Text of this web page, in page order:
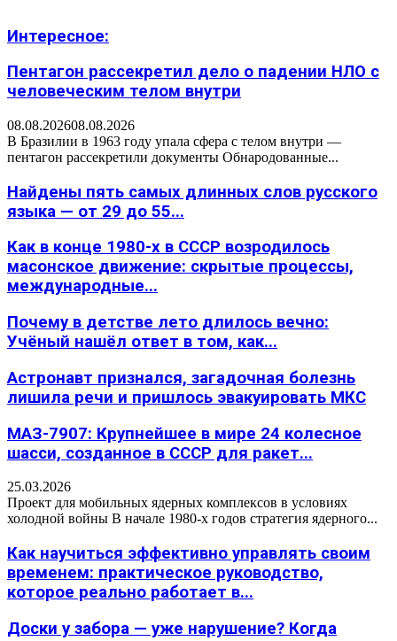
Интересное:
Пентагон рассекретил дело о падении НЛО с
человеческим телом внутри
08.08.202608.08.2026
В Бразилии в 1963 году упала сфера с телом внутри —
пентагон рассекретили документы Обнародованные...
Найдены пять самых длинных слов русского
языка — от 29 до 55...
Как в конце 1980-х в СССР возродилось
масонское движение: скрытые процессы,
международные...
Почему в детстве лето длилось вечно:
Учёный нашёл ответ в том, как...
Астронавт признался, загадочная болезнь
лишила речи и пришлось эвакуировать МКС
МАЗ-7907: Крупнейшее в мире 24 колесное
шасси, созданное в СССР для ракет...
25.03.2026
Проект для мобильных ядерных комплексов в условиях
холодной войны В начале 1980-х годов стратегия ядерного...
Как научиться эффективно управлять своим
временем: практическое руководство,
которое реально работает в...
Доски у забора — уже нарушение? Когда